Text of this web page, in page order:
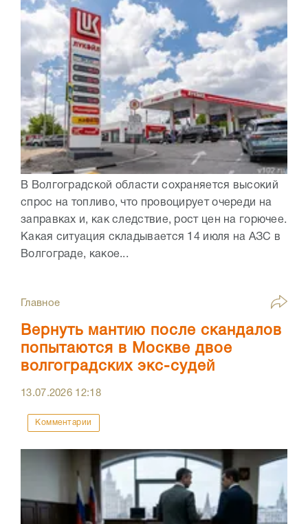
В Волгоградской области сохраняется высокий
спрос на топливо, что провоцирует очереди на
заправках и, как следствие, рост цен на горючее.
Какая ситуация складывается 14 июля на АЗС в
Волгограде, какое...
Главное
Вернуть мантию после скандалов
попытаются в Москве двое
волгоградских экс-судей
13.07.2026 12:18
Комментарии